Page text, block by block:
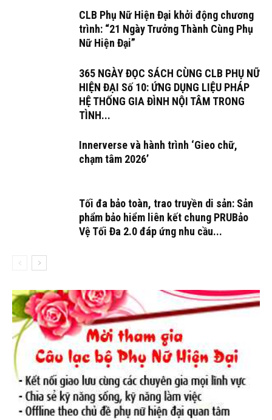
CLB Phụ Nữ Hiện Đại khởi động chương
trình: “21 Ngày Trưởng Thành Cùng Phụ
Nữ Hiện Đại”
365 NGÀY ĐỌC SÁCH CÙNG CLB PHỤ NỮ
HIỆN ĐẠI Số 10: ỨNG DỤNG LIỆU PHÁP
HỆ THỐNG GIA ĐÌNH NỘI TÂM TRONG
TÌNH...
Innerverse và hành trình ‘Gieo chữ,
chạm tâm 2026’
Tối đa bảo toàn, trao truyền di sản: Sản
phẩm bảo hiểm liên kết chung PRUBảo
Vệ Tối Đa 2.0 đáp ứng nhu cầu...